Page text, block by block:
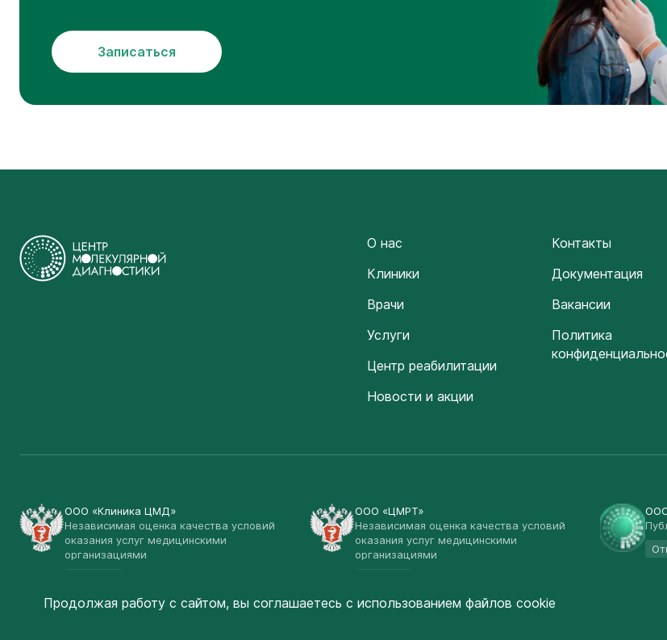
Записаться
О нас
Клиники
Врачи
Услуги
Центр реабилитации
Новости и акции
Контакты
Документация
Вакансии
Политика
ООО «Клиника ЦМД»
Независимая оценка качества условий
оказания услуг медицинскими
организациями
ООО «ЦМРТ»
Независимая оценка качества условий
оказания услуг медицинскими
организациями
Продолжая работу с сайтом, вы соглашаетесь с использованием файлов cookie